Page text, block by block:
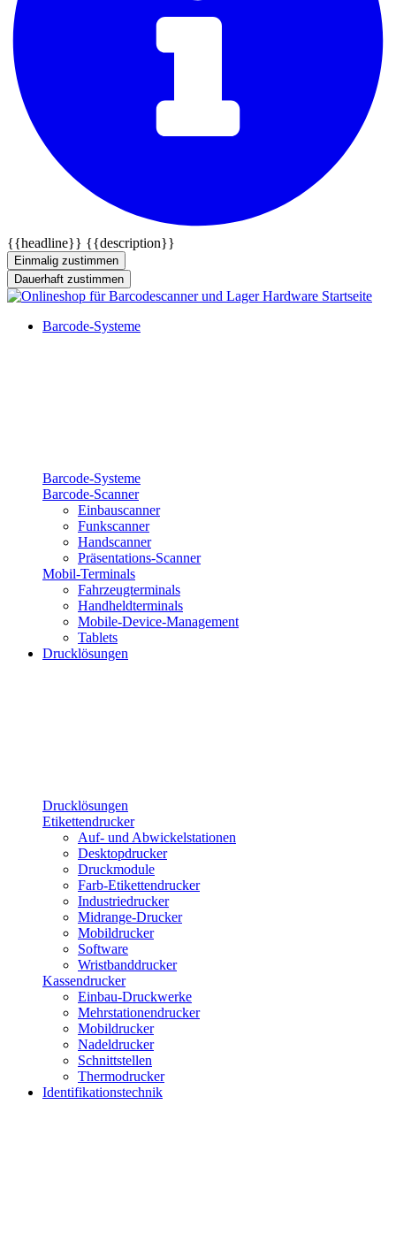
{{headline}} {{description}}
Einmalig zustimmen
Dauerhaft zustimmen
Barcode-Systeme
Barcode-Systeme
Barcode-Scanner
Einbauscanner
Funkscanner
Handscanner
Präsentations-Scanner
Mobil-Terminals
Fahrzeugterminals
Handheldterminals
Mobile-Device-Management
Tablets
Drucklösungen
Drucklösungen
Etikettendrucker
Auf- und Abwickelstationen
Desktopdrucker
Druckmodule
Farb-Etikettendrucker
Industriedrucker
Midrange-Drucker
Mobildrucker
Software
Wristbanddrucker
Kassendrucker
Einbau-Druckwerke
Mehrstationendrucker
Mobildrucker
Nadeldrucker
Schnittstellen
Thermodrucker
Identifikationstechnik